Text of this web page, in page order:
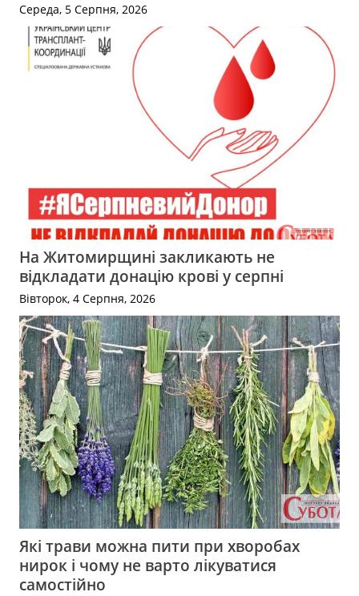
Середа, 5 Серпня, 2026
На Житомирщині закликають не
відкладати донацію крові у серпні
Вівторок, 4 Серпня, 2026
Які трави можна пити при хворобах
нирок і чому не варто лікуватися
самостійно